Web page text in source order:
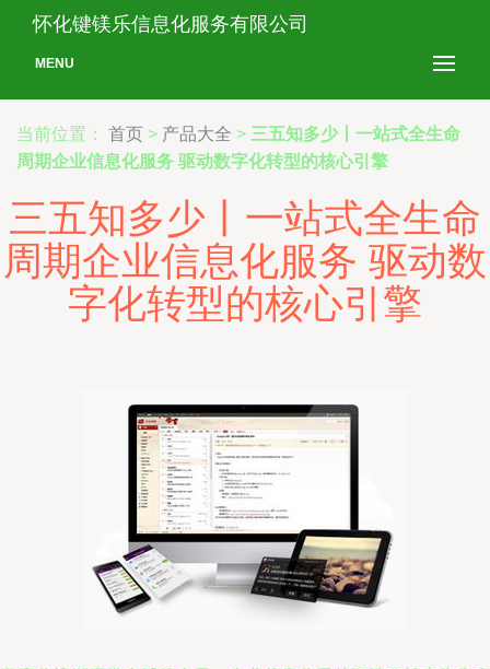
怀化键镁乐信息化服务有限公司
MENU
当前位置： 首页 > 产品大全 > 三五知多少丨一站式全生命
周期企业信息化服务 驱动数字化转型的核心引擎
三五知多少丨一站式全生命
周期企业信息化服务 驱动数
字化转型的核心引擎